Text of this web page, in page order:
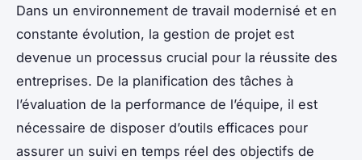
Dans un environnement de travail modernisé et en
constante évolution, la gestion de projet est
devenue un processus crucial pour la réussite des
entreprises. De la planification des tâches à
l’évaluation de la performance de l’équipe, il est
nécessaire de disposer d’outils efficaces pour
assurer un suivi en temps réel des objectifs de